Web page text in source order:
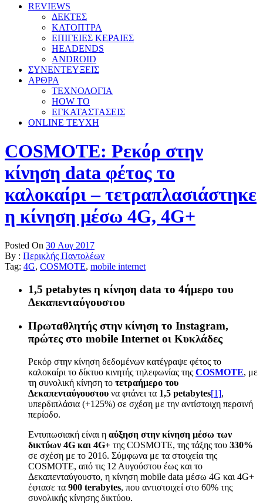
REVIEWS
ΔΕΚΤΕΣ
ΚΑΤΟΠΤΡΑ
ΕΠΙΓΕΙΕΣ ΚΕΡΑΙΕΣ
HEADENDS
ANDROID
ΣΥΝΕΝΤΕΥΞΕΙΣ
ΑΡΘΡΑ
ΤΕΧΝΟΛΟΓΙΑ
HOW TO
ΕΓΚΑΤΑΣΤΑΣΕΙΣ
ONLINE TEYXH
COSMOTE: Ρεκόρ στην
κίνηση data φέτος το
καλοκαίρι – τετραπλασιάστηκε
η κίνηση μέσω 4G, 4G+
Posted On 30 Αυγ 2017
By : Περικλής Παντολέων
Tag: 4G, COSMOTE, mobile internet
1,5 petabytes η κίνηση data το 4ήμερο του
Δεκαπενταύγουστου
Πρωταθλητής στην κίνηση το Instagram,
πρώτες στο mobile Internet οι Κυκλάδες
Ρεκόρ στην κίνηση δεδομένων κατέγραψε φέτος το
καλοκαίρι το δίκτυο κινητής τηλεφωνίας της COSMOTE, με
τη συνολική κίνηση το τετραήμερο του
Δεκαπενταύγουστου να φτάνει τα 1,5 petabytes[1],
υπερδιπλάσια (+125%) σε σχέση με την αντίστοιχη περσινή
περίοδο.
Εντυπωσιακή είναι η αύξηση στην κίνηση μέσω των
δικτύων 4G και 4G+ της COSMOTE, της τάξης του 330%
σε σχέση με το 2016. Σύμφωνα με τα στοιχεία της
COSMOTE, από τις 12 Αυγούστου έως και το
Δεκαπενταύγουστο, η κίνηση mobile data μέσω 4G και 4G+
έφτασε τα 900 terabytes, που αντιστοιχεί στο 60% της
συνολικής κίνησης δικτύου.